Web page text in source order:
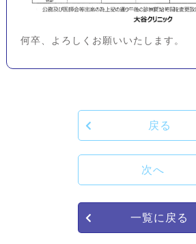
何卒、よろしくお願いいたします。
戻る
次へ
一覧に戻る